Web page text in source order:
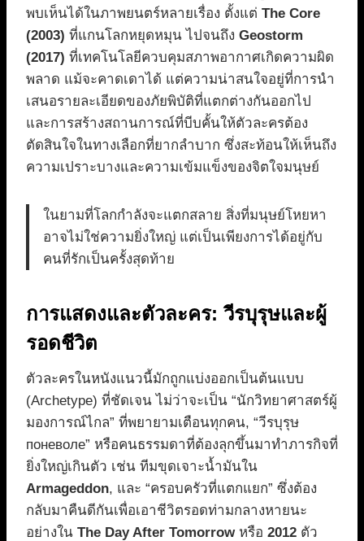
พบเห็นได้ในภาพยนตร์หลายเรื่อง ตั้งแต่ The Core
(2003) ที่แกนโลกหยุดหมุน ไปจนถึง Geostorm
(2017) ที่เทคโนโลยีควบคุมสภาพอากาศเกิดความผิด
พลาด แม้จะคาดเดาได้ แต่ความน่าสนใจอยู่ที่การนำ
เสนอรายละเอียดของภัยพิบัติที่แตกต่างกันออกไป
และการสร้างสถานการณ์ที่บีบคั้นให้ตัวละครต้อง
ตัดสินใจในทางเลือกที่ยากลำบาก ซึ่งสะท้อนให้เห็นถึง
ความเปราะบางและความเข้มแข็งของจิตใจมนุษย์
ในยามที่โลกกำลังจะแตกสลาย สิ่งที่มนุษย์โหยหา
อาจไม่ใช่ความยิ่งใหญ่ แต่เป็นเพียงการได้อยู่กับ
คนที่รักเป็นครั้งสุดท้าย
การแสดงและตัวละคร: วีรบุรุษและผู้
รอดชีวิต
ตัวละครในหนังแนวนี้มักถูกแบ่งออกเป็นต้นแบบ
(Archetype) ที่ชัดเจน ไม่ว่าจะเป็น “นักวิทยาศาสตร์ผู้
มองการณ์ไกล” ที่พยายามเตือนทุกคน, “วีรบุรุษ
поневоле” หรือคนธรรมดาที่ต้องลุกขึ้นมาทำภารกิจที่
ยิ่งใหญ่เกินตัว เช่น ทีมขุดเจาะน้ำมันใน
Armageddon, และ “ครอบครัวที่แตกแยก” ซึ่งต้อง
กลับมาคืนดีกันเพื่อเอาชีวิตรอดท่ามกลางหายนะ
อย่างใน The Day After Tomorrowหรือ 2012 ตัว